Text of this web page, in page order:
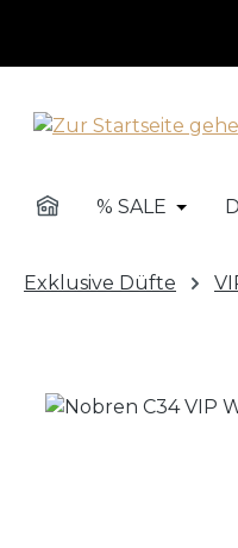
% SALE Öffne
Exklusive Düfte
Bildergalerie